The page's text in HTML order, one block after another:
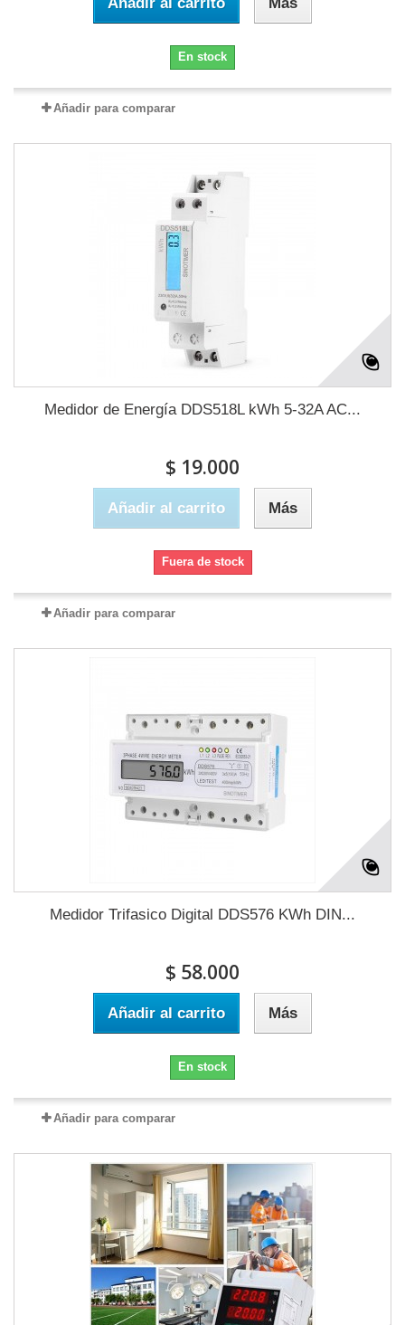
En stock
Añadir para comparar
Medidor de Energía DDS518L kWh 5-32A AC...
$ 19.000
Añadir al carrito Más
Fuera de stock
Añadir para comparar
Medidor Trifasico Digital DDS576 KWh DIN...
$ 58.000
Añadir al carrito Más
En stock
Añadir para comparar